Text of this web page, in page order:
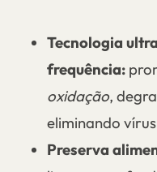
Tecnologia
frequência:
oxidação,
eliminando
Preserva